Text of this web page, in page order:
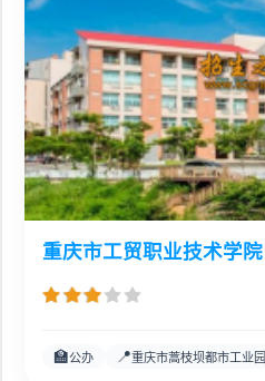
重庆市工贸职业技术学院
🏫公办 📍重庆市蒿枝坝都市工业园